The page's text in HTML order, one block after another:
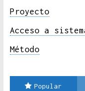
Proyecto
Acceso a
Método
Popular